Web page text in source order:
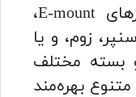
با توجه به استفاده از لنزهای E-mount،
زوم، و یا
و بسته مختلف
بهره‌مند